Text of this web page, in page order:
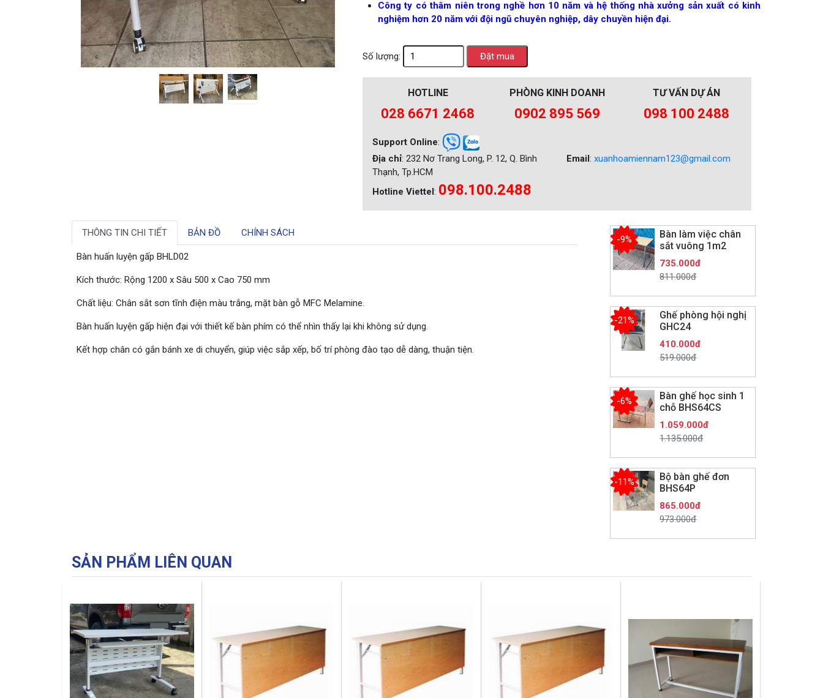
Công ty có thâm niên trong nghề hơn 10 năm và hệ thống nhà xưởng sản xuất có kinh
nghiệm hơn 20 năm với đội ngũ chuyên nghiệp, dây chuyền hiện đại.
Số lượng:
HOTLINE
028 6671 2468
PHÒNG KINH DOANH
0902 895 569
TƯ VẤN DỰ ÁN
098 100 2488
Support Online:
Địa chỉ: 232 Nơ Trang Long, P. 12, Q. Bình
Thạnh, Tp.HCM
Hotline Viettel: 098.100.2488
Email: xuanhoamiennam123@gmail.com
THÔNG TIN CHI TIẾT BẢN ĐỒ CHÍNH SÁCH
Bàn huấn luyện gấp BHLD02
Kích thước: Rộng 1200 x Sâu 500 x Cao 750 mm
Chất liệu: Chân sắt sơn tĩnh điện màu trắng, mặt bàn gỗ MFC Melamine.
Bàn huấn luyện gấp hiện đại với thiết kế bàn phím có thể nhìn thấy lại khi không sử dụng.
Kết hợp chân có gắn bánh xe di chuyển, giúp việc sắp xếp, bố trí phòng đào tạo dễ dàng, thuận tiện.
Bàn làm việc chân
sắt vuông 1m2
-9%
735.000đ
811.000đ
Ghế phòng hội nghị
GHC24
-21%
410.000đ
519.000đ
Bàn ghế học sinh 1
chỗ BHS64CS
-6%
1.059.000đ
1.135.000đ
Bộ bàn ghế đơn
BHS64P
-11%
865.000đ
973.000đ
SẢN PHẨM LIÊN QUAN